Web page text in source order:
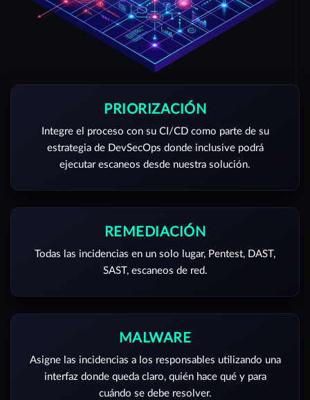
PRIORIZACIÓN
Integre el proceso con su CI/CD como parte de su
estrategia de DevSecOps donde inclusive podrá
ejecutar escaneos desde nuestra solución.
REMEDIACIÓN
Todas las incidencias en un solo lugar, Pentest, DAST,
SAST, escaneos de red.
MALWARE
Asigne las incidencias a los responsables utilizando una
interfaz donde queda claro, quién hace qué y para
cuándo se debe resolver.